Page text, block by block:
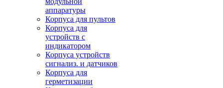
аппаратуры
Корпуса для пультов
Корпуса для
устройств с
индикатором
Корпуса устройств
сигнализ. и датчиков
Корпуса для
герметизации